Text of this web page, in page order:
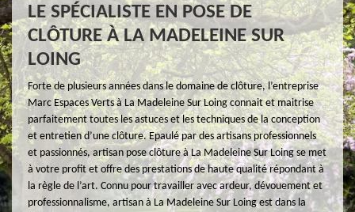
LE SPÉCIALISTE EN POSE DE
CLÔTURE À LA MADELEINE SUR
LOING
Forte de plusieurs années dans le domaine de clôture, l’entreprise
Marc Espaces Verts à La Madeleine Sur Loing connait et maitrise
parfaitement toutes les astuces et les techniques de la conception
et entretien d’une clôture. Epaulé par des artisans professionnels
et passionnés, artisan pose clôture à La Madeleine Sur Loing se met
à votre profit et offre des prestations de haute qualité répondant à
la règle de l’art. Connu pour travailler avec ardeur, dévouement et
professionnalisme, artisan à La Madeleine Sur Loing est dans la